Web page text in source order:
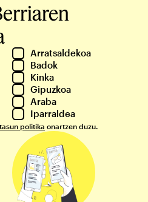
Arratsaldekoa
Badok
Kinka
Gipuzkoa
Araba
Iparraldea
politika onartzen duzu.